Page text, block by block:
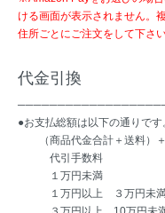
ける画面が表示されません。
住所ごとにご注文をして下さい
代金引換
●お支払総額は以下の通りです
（商品代金合計＋送料）
代引手数料
１万円未満
１万円以上 ３万円未